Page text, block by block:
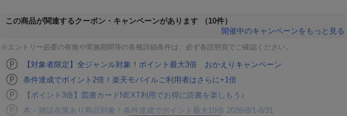
この商品が関連するクーポン・キャンペーンがあります
（10件）
開催中のキャンペーンをもっと見る
※エントリー必要の有無や実施期間等の各種詳細条件は、必ず各説明頁でご確認ください。
【対象者限定】全ジャンル対象！ポイント最大3倍 おかえりキャンペーン
条件達成でポイント2倍！楽天モバイルご利用者はさらに+1倍
【ポイント3倍】図書カードNEXT利用でお得に読書を楽しもう♪
本・雑誌在庫あり商品対象！条件達成でポイント最大10倍 2026/8/1-8/31